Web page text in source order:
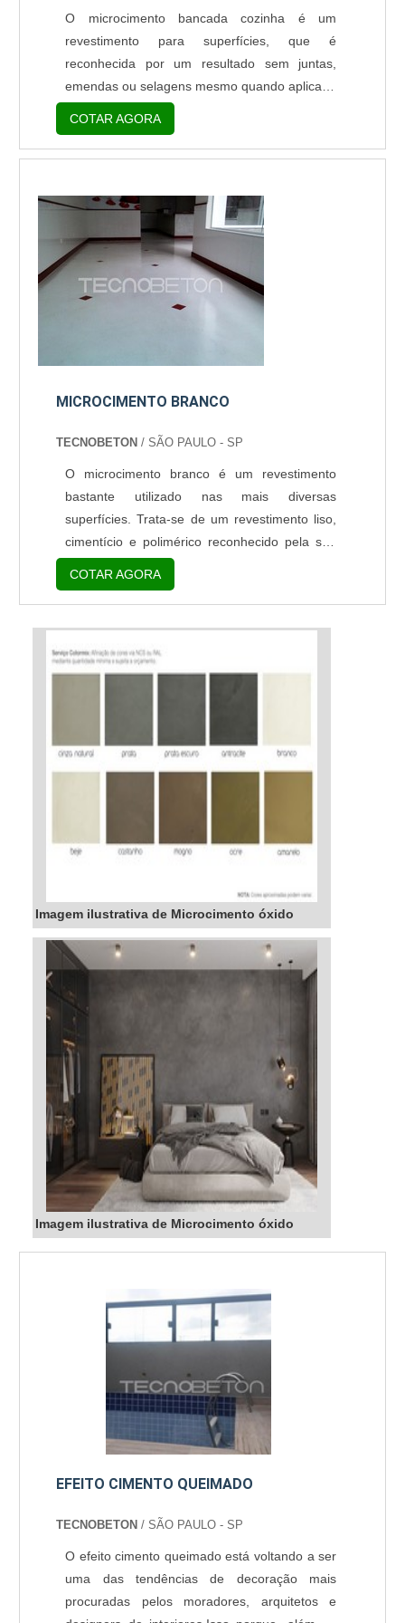
O microcimento bancada cozinha é um
revestimento para superfícies, que é
reconhecida por um resultado sem juntas,
emendas ou selagens mesmo quando aplicado
em grandes áreas. O material é constituído por
cimento e polímeros. Conforme sugere seu
nome, o microcimento possui as partículas de
cimento comum. Os polímeros que podem ser
resinas, aglomerantes e outros aditivos,
conferem maior elasticidade,...
COTAR AGORA
MICROCIMENTO BRANCO
TECNOBETON/ SÃO PAULO - SP
O microcimento branco é um revestimento
bastante utilizado nas mais diversas
superfícies. Trata-se de um revestimento liso,
cimentício e polimérico reconhecido pela sua
versatilidade e alta resistência. Sua cor branca
possibilita uma estética sofisticada e neutra,
ideal para qualquer tipo de ambiente.O
microcimento é voltado para ambientes
externos e internos Mobiliários; Paredes;
Pavimentos; Garagens; Fachadas; Escadas;
COTAR AGORA
Imagem ilustrativa de Microcimento óxido
Imagem ilustrativa de Microcimento óxido
EFEITO CIMENTO QUEIMADO
TECNOBETON / SÃO PAULO - SP
O efeito cimento queimado está voltando a ser
uma das tendências de decoração mais
procuradas pelos moradores, arquitetos e